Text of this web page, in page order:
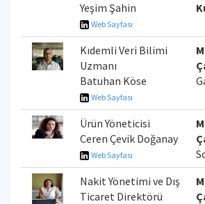
Yeşim Şahin
Web Sayfası
Kıdemli Veri Bilimi
Uzmanı
Batuhan Köse
Web Sayfası
Ürün Yöneticisi
Ceren Çevik Doğanay
Web Sayfası
Nakit Yönetimi ve Dış
Ticaret Direktörü